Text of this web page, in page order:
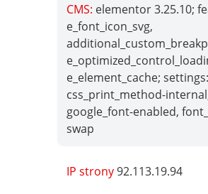
CMS: elementor 3.25.10;
e_font_icon_svg,
e_element_cache; settings:
css_print_method-
google_font-enabled,
swap
IP strony92.113.19.94